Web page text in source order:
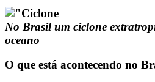
No Brasil um ciclone
oceano
O que está acontecendo no